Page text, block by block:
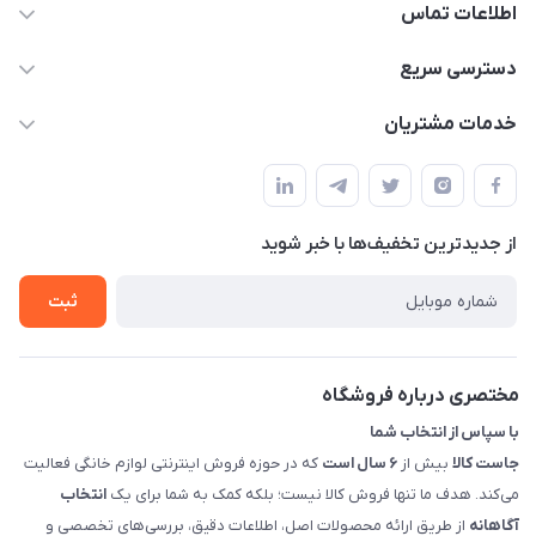
اطلاعات تماس
09398557137
سمت چپ (فروشگاه صوتی عباسی) - "تحویل حضوری فقط با
هماهنگی"
دسترسی سریع
لیست محصولات
حساب کاربری
تماس با ما
خدمات مشتریان
راهنما
پرسش های شما
شرایط و ضوابط گارانتی
روش های بازگرداندن کالا
از جدید‌ترین تخفیف‌ها با‌ خبر شوید
ثبت
مختصری درباره فروشگاه
با سپاس از انتخاب شما
جاست کالا بیش از ۶ سال است
که در حوزه فروش اینترنتی لوازم خانگی فعالیت
می‌کند. هدف ما تنها فروش کالا نیست؛ بلکه کمک به شما برای یک انتخاب
آگاهانه از طریق ارائه محصولات اصل، اطلاعات دقیق، بررسی‌های تخصصی و